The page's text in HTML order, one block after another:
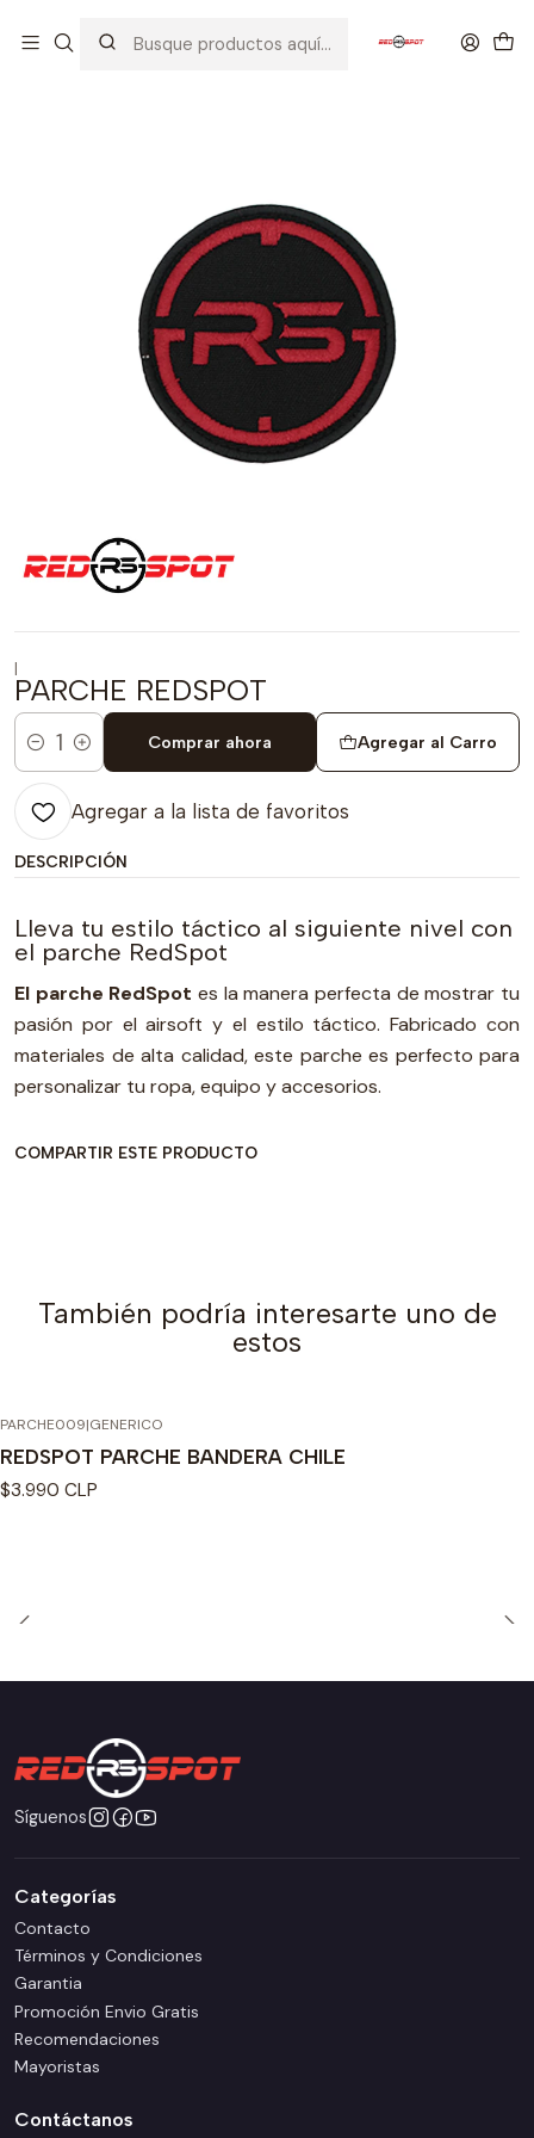
|
PARCHE REDSPOT
Cantidad
Agregar al Carro
Comprar ahora
Agregar a la lista de favoritos
DESCRIPCIÓN
Lleva tu estilo táctico al siguiente nivel con
el parche RedSpot
El parche RedSpot es la manera perfecta de mostrar tu
pasión por el airsoft y el estilo táctico. Fabricado con
materiales de alta calidad, este parche es perfecto para
personalizar tu ropa, equipo y accesorios.
COMPARTIR ESTE PRODUCTO
También podría interesarte uno de
estos
PARCHE009|GENERICO
REDSPOT PARCHE BANDERA CHILE
$3.990 CLP
Síguenos
Categorías
Contacto
Términos y Condiciones
Garantia
Promoción Envio Gratis
Recomendaciones
Mayoristas
Contáctanos